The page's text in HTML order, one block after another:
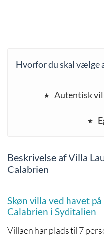
Hvorfor du skal vælge
Autentisk
Beskrivelse af Villa
Calabrien
Skøn villa ved havet
Calabrien i Syditalien
Villaen har plads til 7